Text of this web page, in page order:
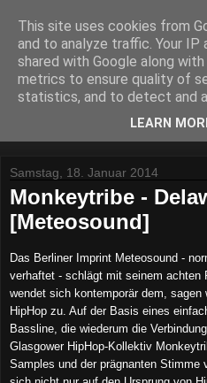
Lost
Archive
Was nach der Deadline übrig
Samstag, 18. Januar 2014
Monkeytribe -
[Meteosound]
Das Berliner Imprint Meteosound -
verhaftet - schlägt mit seinem achten
wendet sich kontemporär dem,
HipHop zu. Auf der Basis eines
Bassline, die wiederum die
Glasgower HipHop-Kollektiv
Samples und der prägnanten Stimme
This site uses cookies from
and to analyze traffic. Your IP
shared with Google along
metrics to ensure quality of
statistics, and to detect and
LEARN